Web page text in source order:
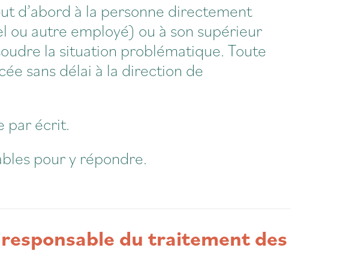
d’abord à la personne directement
ou autre employé) ou à son supérieur
la situation problématique. Toute
sans délai à la direction de
par écrit.
pour y répondre.
du traitement des